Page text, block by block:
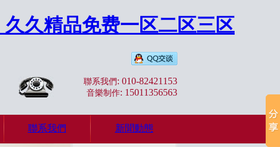
久精品免费一区二区三区
聯系我們 : 010-82421153
音樂制作: 15011356563
聯系我們 新聞動態